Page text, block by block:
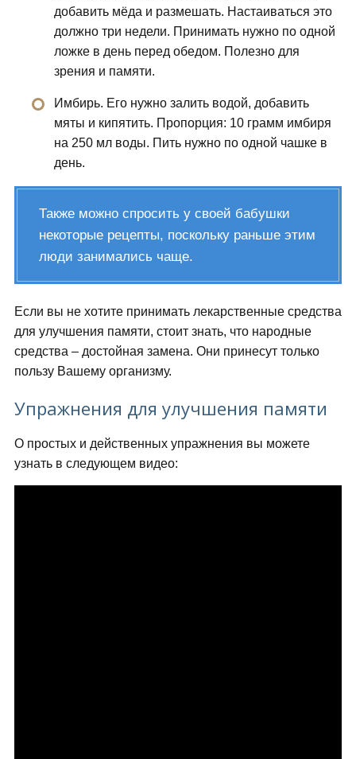
добавить мёда и размешать. Настаиваться это
должно три недели. Принимать нужно по одной
ложке в день перед обедом. Полезно для
зрения и памяти.
Имбирь. Его нужно залить водой, добавить
мяты и кипятить. Пропорция: 10 грамм имбиря
на 250 мл воды. Пить нужно по одной чашке в
день.
Также можно спросить у своей бабушки
некоторые рецепты, поскольку раньше этим
люди занимались чаще.
Если вы не хотите принимать лекарственные средства
для улучшения памяти, стоит знать, что народные
средства – достойная замена. Они принесут только
пользу Вашему организму.
Упражнения для улучшения памяти
О простых и действенных упражнения вы можете
узнать в следующем видео: